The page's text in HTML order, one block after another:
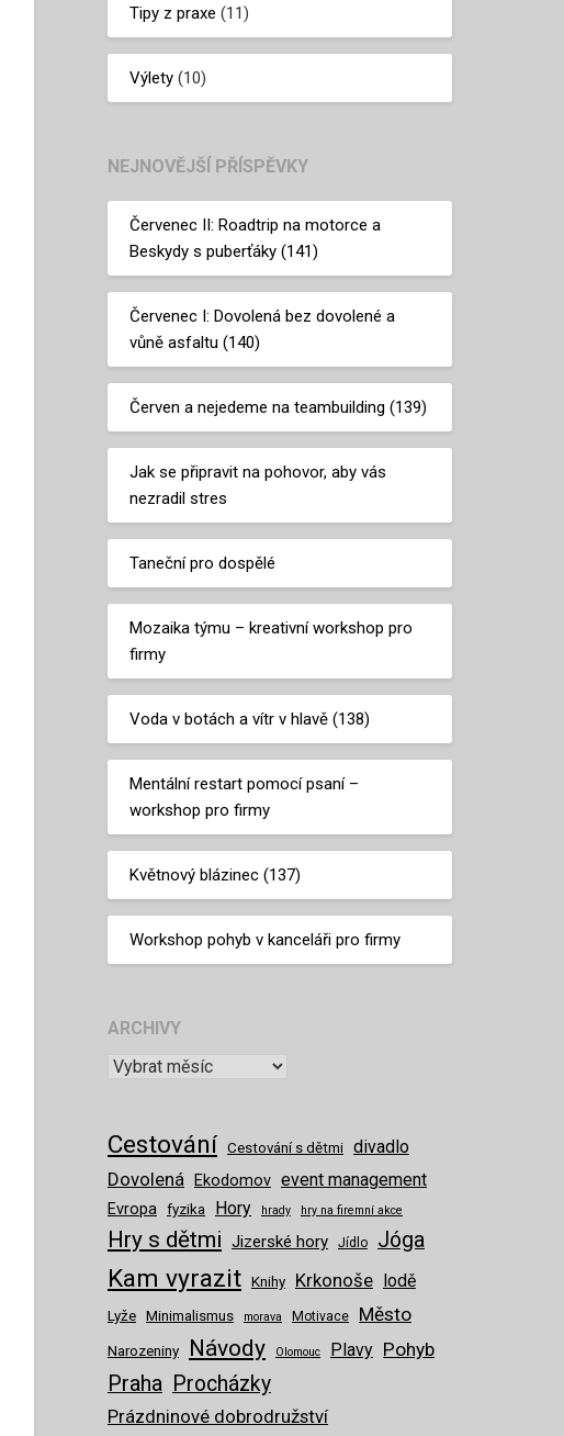
Tipy z praxe (11)
Výlety(10)
NEJNOVĚJŠÍ PŘÍSPĚVKY
Červenec II: Roadtrip na motorce a
Beskydy s puberťáky (141)
Červenec I: Dovolená bez dovolené a
vůně asfaltu (140)
Červen a nejedeme na teambuilding (139)
Jak se připravit na pohovor, aby vás
nezradil stres
Taneční pro dospělé
Mozaika týmu – kreativní workshop pro
firmy
Voda v botách a vítr v hlavě (138)
Mentální restart pomocí psaní –
workshop pro firmy
Květnový blázinec (137)
Workshop pohyb v kanceláři pro firmy
ARCHIVY
Cestování Cestování s dětmi divadlo
Dovolená Ekodomov event management
Evropa fyzika Hory hrady hry na firemní akce
Hry s dětmi Jizerské hory Jídlo Jóga
Kam vyrazit Knihy Krkonoše lodě
Lyže Minimalismus morava Motivace Město
Narozeniny Návody Olomouc Plavy Pohyb
Praha Procházky
Prázdninové dobrodružství